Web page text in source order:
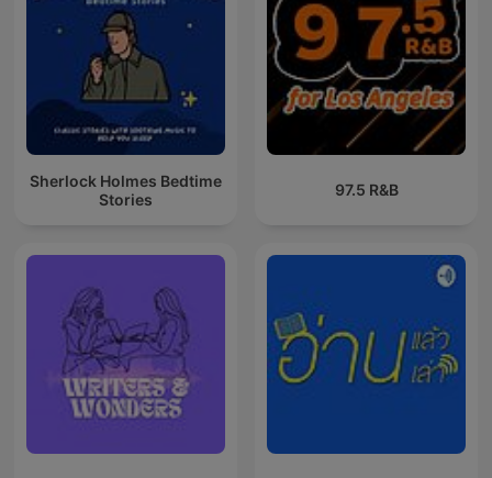
Sherlock Holmes Bedtime
Stories
97.5 R&B